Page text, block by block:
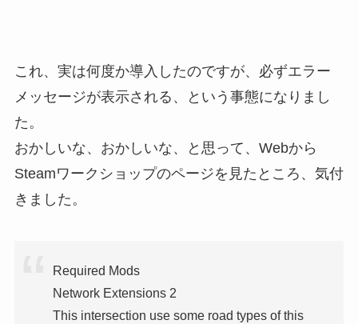
これ、実は何度か導入したのですが、必ずエラー
メッセージが表示される、という事態になりまし
た。
おかしいな、おかしいな、と思って、Webから
Steamワークショップのページを見たところ、気付
きました。
Required Mods
Network Extensions 2
This intersection use some road types of this